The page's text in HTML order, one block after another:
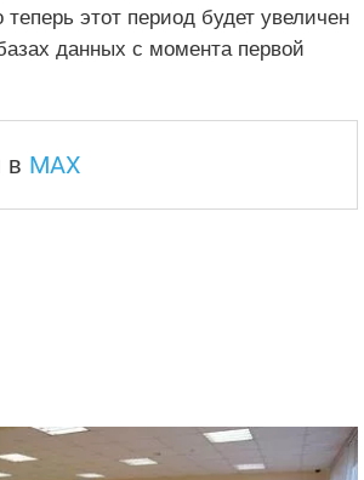
этот период будет увеличен
данных с момента первой
в MAX